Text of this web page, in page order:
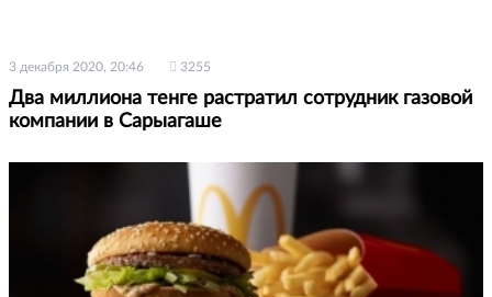
3 декабря 2020, 20:46 3255
Два миллиона тенге растратил сотрудник газовой
компании в Сарыагаше